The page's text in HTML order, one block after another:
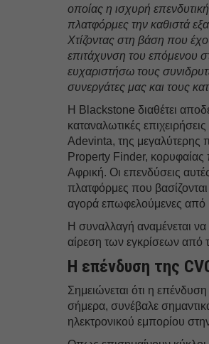
οποίας η ισχυρή
πλατφόρμες την καθιστά
Χτίζοντας στη βάση που
επιτάχυνση του επόμενου
ευχαριστήσω τους
συνεργάτες μας και τους
Η Blackstone διαθέτει
καταναλωτικές
Adevinta, της μεγαλύτερης
Property Finder, κορυφαίας
Αφρική. Οι επενδύσεις
πλατφόρμες που βασίζονται
αγορά επωφελούμενες από
Η συναλλαγή αναμένεται
αίρεση των εγκρίσεων από
Η επένδυση της
Σημειώνεται ότι η
σήμερα, συνέβαλε
ηλεκτρονικού εμπορίου